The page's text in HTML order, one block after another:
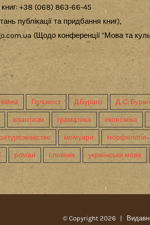
книг: +38 (068) 863-66-45
публікації та придбання книг),
(Щодо конференції "Мова та
Голокост Д.Бураго Д. С.
візантизм граматика економіка
мемуари морфологія
роман словник українська мова
© Copyright 2026 |